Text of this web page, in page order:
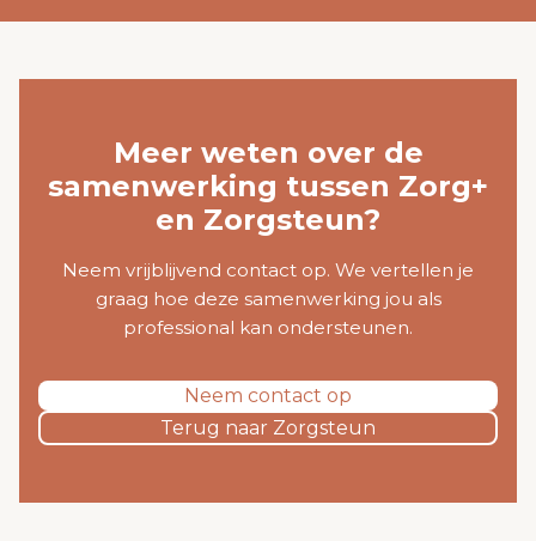
Meer weten over de
samenwerking tussen Zorg+
en Zorgsteun?
Neem vrijblijvend contact op. We vertellen je
graag hoe deze samenwerking jou als
professional kan ondersteunen.
Neem contact op
Terug naar Zorgsteun